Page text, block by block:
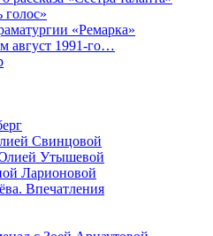
голос»
«Ремарка»
август 1991-го…
Свинцовой
Утышевой
Ларионовой
Впечатления